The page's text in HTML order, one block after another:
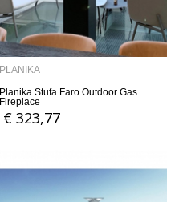
PLANIKA
Planika Stufa Faro Outdoor Gas
Fireplace
€ 323,77